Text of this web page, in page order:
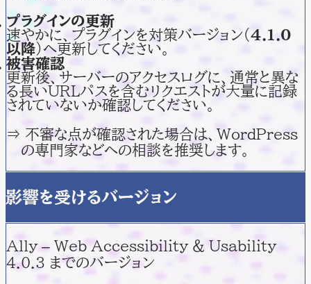
プラグインの更新
速やかに、プラグインを対策バージョン（ 4.1.0
以降 ）へ更新してください。
被害確認
更新後、サーバーのアクセスログに、通常と異な
る長いURLパスを含むリクエストが大量に記録
されていないか確認してください。
⇒ 不審な点が確認された場合は、WordPress
の専門家などへの相談を推奨します。
影響を受けるバージョン
Ally – Web Accessibility & Usability
4.0.3 までのバージョン